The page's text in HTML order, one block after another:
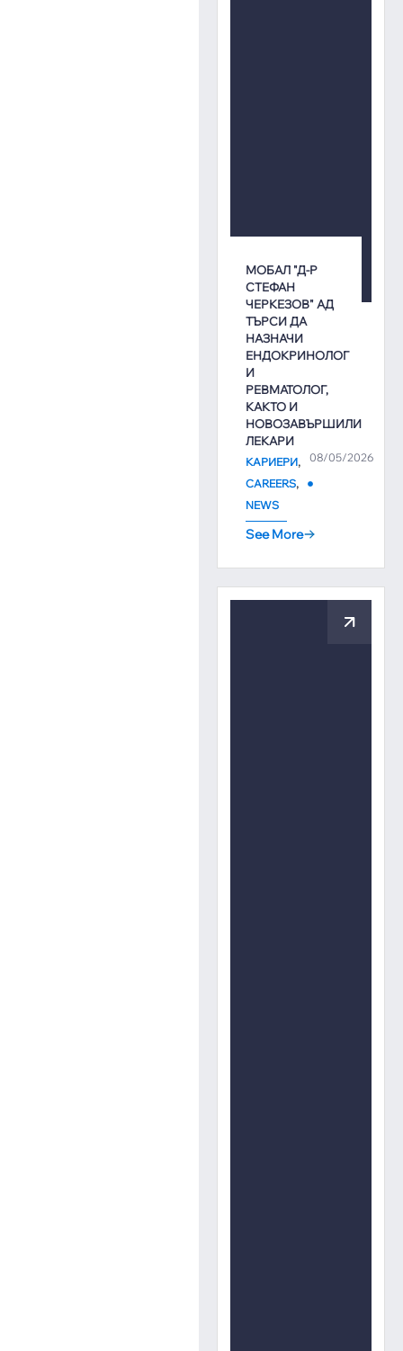
МОБАЛ "Д-Р
СТЕФАН
ЧЕРКЕЗОВ" АД
ТЪРСИ ДА
НАЗНАЧИ
ЕНДОКРИНОЛОГ
И
РЕВМАТОЛОГ,
КАКТО И
НОВОЗАВЪРШИЛИ
ЛЕКАРИ
08/05/2026
КАРИЕРИ,
CAREERS,
NEWS
See More